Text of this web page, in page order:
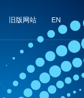
旧版网站 EN